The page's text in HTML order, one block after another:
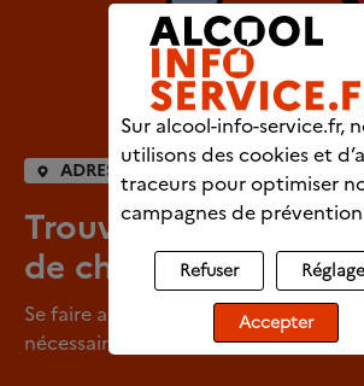
ADRESSES UTILES
Trouver un
de chez vous
Se faire aider pour arrêter de
nécessaire.
Sur alcool-info-service.fr,
utilisons des cookies et
traceurs pour optimiser
campagnes de
Refuser
Accepter